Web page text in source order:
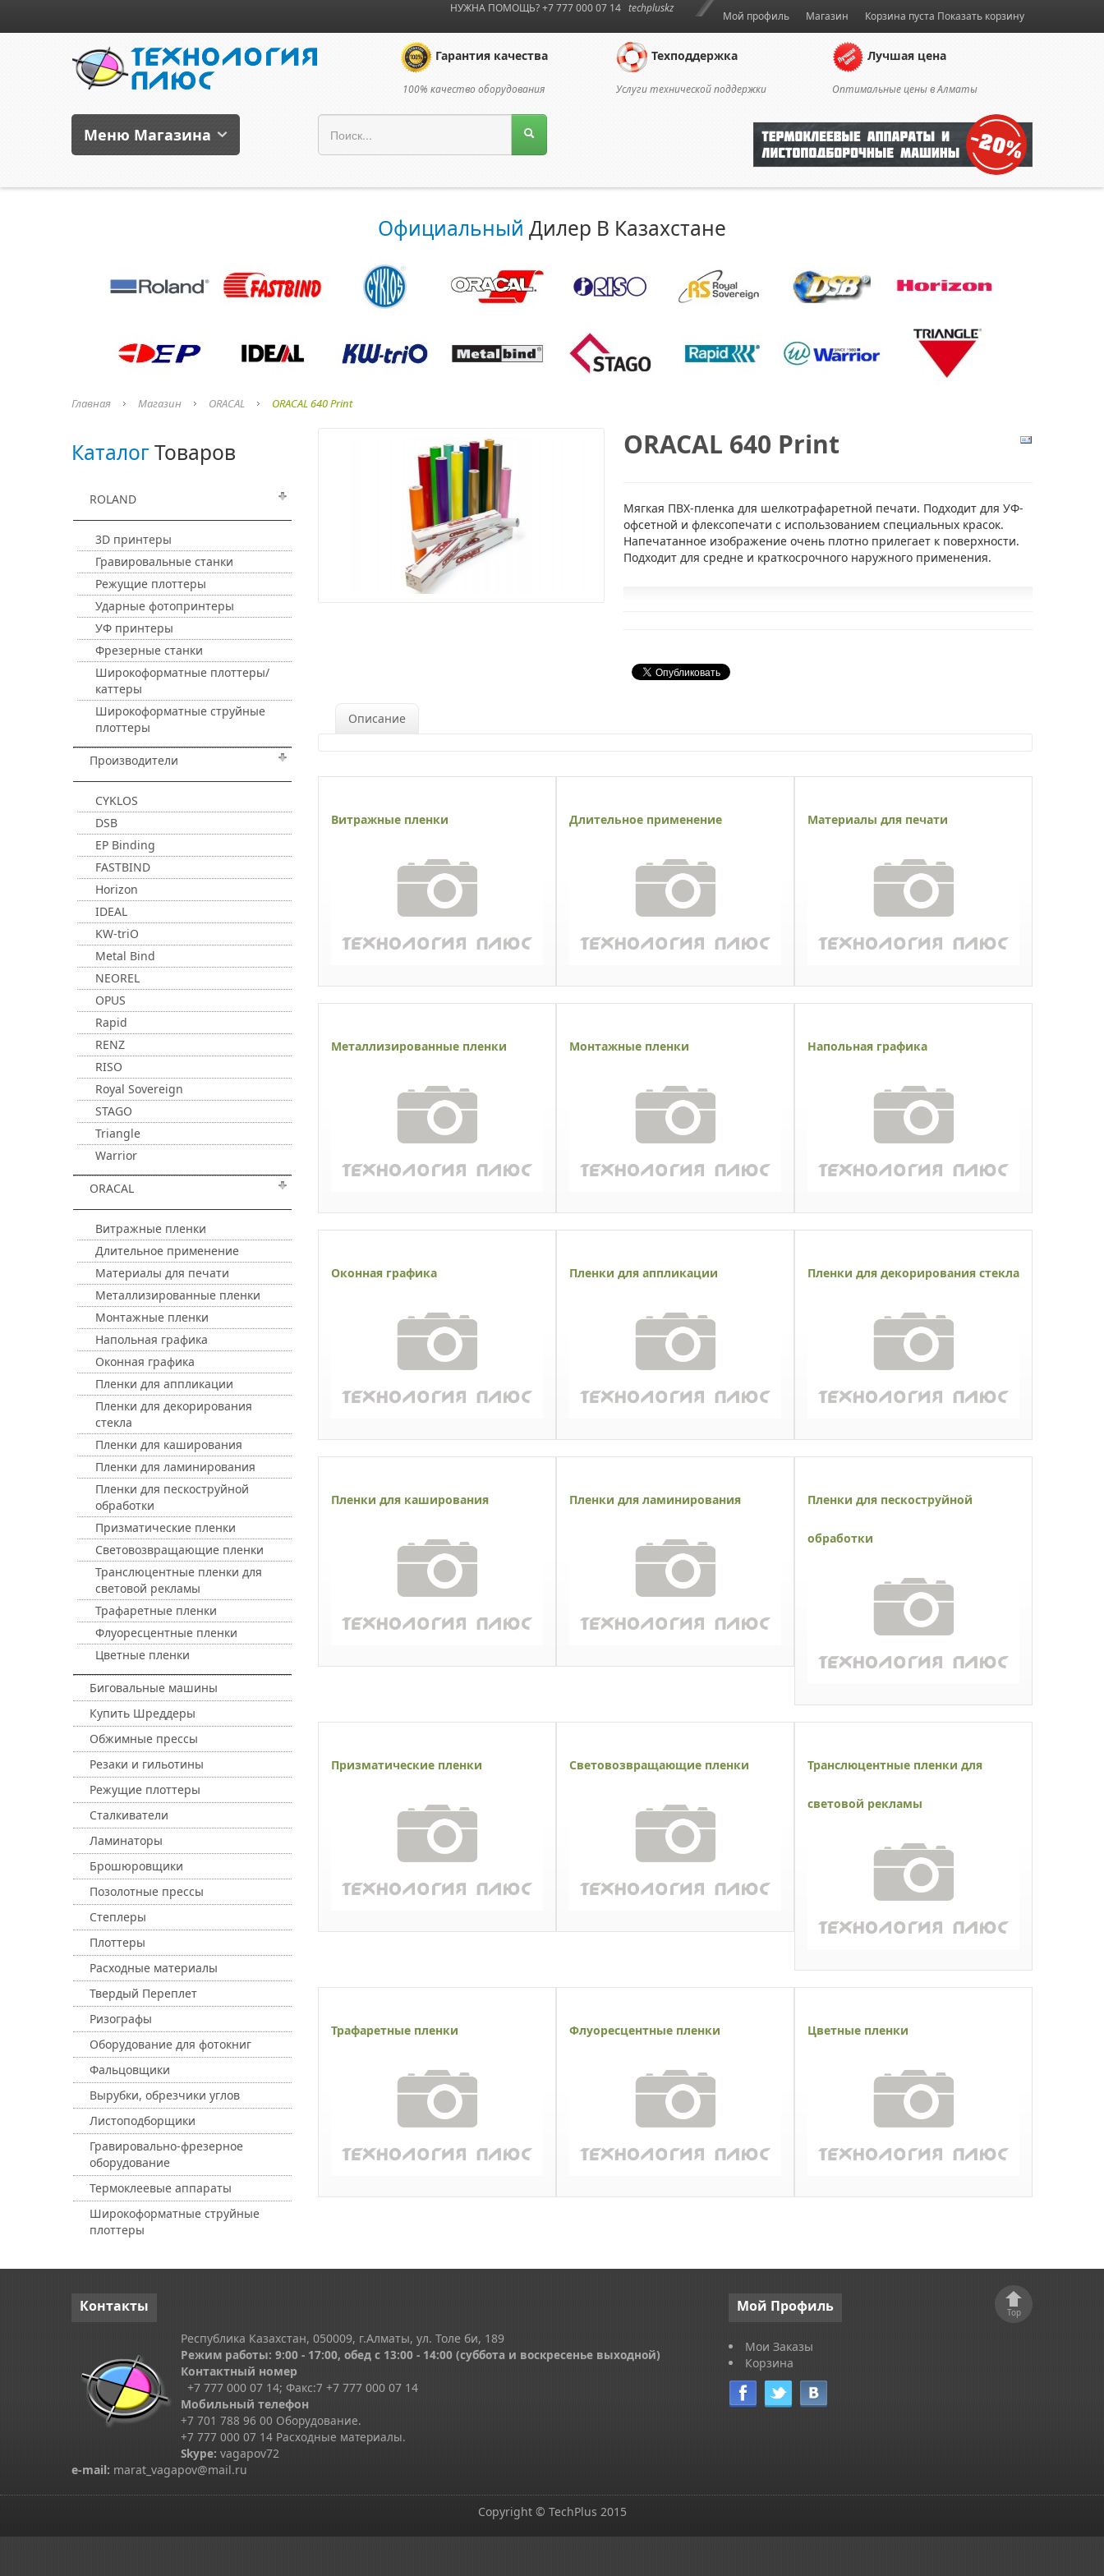
Корзина пуста Показать корзину
Мой профиль Магазин
НУЖНА ПОМОЩЬ? +7 777 000 07 14 techpluskz
Гарантия качества
100% качество оборудования
Техподдержка
Услуги технической поддержки
Лучшая цена
Оптимальные цены в Алматы
Меню Магазина
Официальный Дилер В Казахстане
Главная Магазин ORACAL ORACAL 640 Print
КаталогТоваров
ROLAND
3D принтеры
Гравировальные станки
Режущие плоттеры
Ударные фотопринтеры
УФ принтеры
Фрезерные станки
Широкоформатные плоттеры/
каттеры
Широкоформатные струйные
плоттеры
Производители
CYKLOS
DSB
EP Binding
FASTBIND
Horizon
IDEAL
KW-triO
Metal Bind
NEOREL
OPUS
Rapid
RENZ
RISO
Royal Sovereign
STAGO
Triangle
Warrior
ORACAL
Витражные пленки
Длительное применение
Материалы для печати
Металлизированные пленки
Монтажные пленки
Напольная графика
Оконная графика
Пленки для аппликации
Пленки для декорирования
стекла
Пленки для каширования
Пленки для ламинирования
Пленки для пескоструйной
обработки
Призматические пленки
Световозвращающие пленки
Транслюцентные пленки для
световой рекламы
Трафаретные пленки
Флуоресцентные пленки
Цветные пленки
Биговальные машины
Купить Шреддеры
Обжимные прессы
Резаки и гильотины
Режущие плоттеры
Сталкиватели
Ламинаторы
Брошюровщики
Позолотные прессы
Степлеры
Плоттеры
Расходные материалы
Твердый Переплет
Ризографы
Оборудование для фотокниг
Фальцовщики
Вырубки, обрезчики углов
Листоподборщики
Гравировально-фрезерное
оборудование
Термоклеевые аппараты
Широкоформатные струйные
плоттеры
ORACAL 640 Print
Мягкая ПВХ-пленка для шелкотрафаретной печати. Подходит для УФ-
офсетной и флексопечати с использованием специальных красок.
Напечатанное изображение очень плотно прилегает к поверхности.
Подходит для средне и краткосрочного наружного применения.
Описание
Витражные пленки Длительное применение Материалы для печати
Металлизированные пленки Монтажные пленки Напольная графика
Оконная графика Пленки для аппликации Пленки для декорирования стекла
Пленки для каширования Пленки для ламинирования Пленки для пескоструйной
обработки
Призматические пленки Световозвращающие пленки Транслюцентные пленки для
световой рекламы
Трафаретные пленки Флуоресцентные пленки Цветные пленки
Контакты
Республика Казахстан, 050009, г.Алматы, ул. Толе би, 189
Режим работы: 9:00 - 17:00, обед с 13:00 - 14:00 (суббота и воскресенье выходной)
Контактный номер
+7 777 000 07 14; Факс:7 +7 777 000 07 14
Мобильный телефон
+7 701 788 96 00 Оборудование.
+7 777 000 07 14 Расходные материалы.
Skype: vagapov72
e-mail: marat_vagapov@mail.ru
Мой Профиль
Мои Заказы
Корзина
Top
Copyright © TechPlus 2015